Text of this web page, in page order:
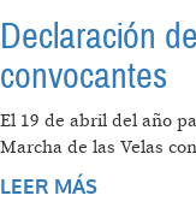
Declaración
convocantes
El 19 de abril del año
Marcha de las Velas
LEER MÁS